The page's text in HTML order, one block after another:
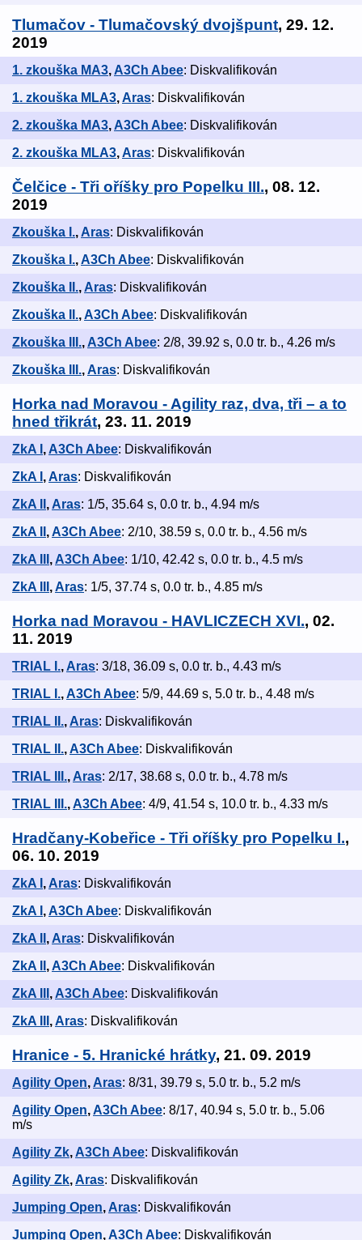
Tlumačov - Tlumačovský dvojšpunt, 29. 12.
2019
1. zkouška MA3, A3Ch Abee: Diskvalifikován
1. zkouška MLA3,Aras: Diskvalifikován
2. zkouška MA3, A3Ch Abee: Diskvalifikován
2. zkouška MLA3,Aras: Diskvalifikován
Čelčice - Tři oříšky pro Popelku III., 08. 12.
2019
Zkouška I., Aras: Diskvalifikován
Zkouška I.,A3Ch Abee: Diskvalifikován
Zkouška II., Aras: Diskvalifikován
Zkouška II.,A3Ch Abee: Diskvalifikován
Zkouška III., A3Ch Abee: 2/8, 39.92 s, 0.0 tr. b., 4.26 m/s
Zkouška III.,Aras: Diskvalifikován
Horka nad Moravou - Agility raz, dva, tři – a to
hned třikrát, 23. 11. 2019
ZkA I , A3Ch Abee: Diskvalifikován
ZkA I ,Aras: Diskvalifikován
ZkA II , Aras: 1/5, 35.64 s, 0.0 tr. b., 4.94 m/s
ZkA II ,A3Ch Abee: 2/10, 38.59 s, 0.0 tr. b., 4.56 m/s
ZkA III , A3Ch Abee: 1/10, 42.42 s, 0.0 tr. b., 4.5 m/s
ZkA III ,Aras: 1/5, 37.74 s, 0.0 tr. b., 4.85 m/s
Horka nad Moravou - HAVLICZECH XVI., 02.
11. 2019
TRIAL I., Aras: 3/18, 36.09 s, 0.0 tr. b., 4.43 m/s
TRIAL I.,A3Ch Abee: 5/9, 44.69 s, 5.0 tr. b., 4.48 m/s
TRIAL II., Aras: Diskvalifikován
TRIAL II.,A3Ch Abee: Diskvalifikován
TRIAL III., Aras: 2/17, 38.68 s, 0.0 tr. b., 4.78 m/s
TRIAL III.,A3Ch Abee: 4/9, 41.54 s, 10.0 tr. b., 4.33 m/s
Hradčany-Kobeřice - Tři oříšky pro Popelku I.,
06. 10. 2019
ZkA I , Aras: Diskvalifikován
ZkA I ,A3Ch Abee: Diskvalifikován
ZkA II , Aras: Diskvalifikován
ZkA II ,A3Ch Abee: Diskvalifikován
ZkA III , A3Ch Abee: Diskvalifikován
ZkA III ,Aras: Diskvalifikován
Hranice - 5. Hranické hrátky, 21. 09. 2019
Agility Open, Aras: 8/31, 39.79 s, 5.0 tr. b., 5.2 m/s
Agility Open,A3Ch Abee: 8/17, 40.94 s, 5.0 tr. b., 5.06
m/s
Agility Zk, A3Ch Abee: Diskvalifikován
Agility Zk,Aras: Diskvalifikován
Jumping Open, Aras: Diskvalifikován
Jumping Open,A3Ch Abee: Diskvalifikován